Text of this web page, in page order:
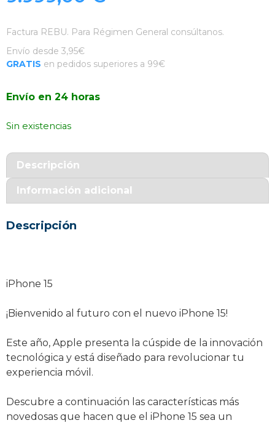
Factura REBU. Para Régimen General consúltanos.
Envío desde 3,95€
GRATIS en pedidos superiores a 99€
Envío en 24 horas
Sin existencias
Descripción
Información adicional
Descripción
iPhone 15
¡Bienvenido al futuro con el nuevo iPhone 15!
Este año, Apple presenta la cúspide de la innovación
tecnológica y está diseñado para revolucionar tu
experiencia móvil.
Descubre a continuación las características más
novedosas que hacen que el iPhone 15 sea un